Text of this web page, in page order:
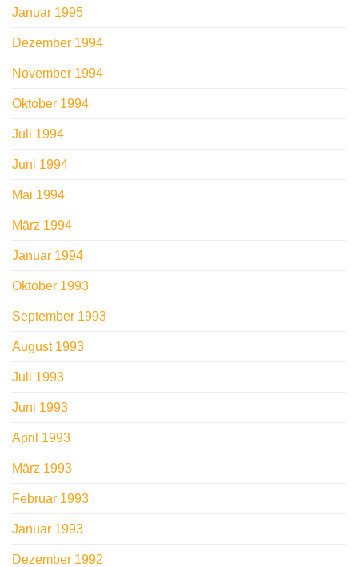
Januar 1995
Dezember 1994
November 1994
Oktober 1994
Juli 1994
Juni 1994
Mai 1994
März 1994
Januar 1994
Oktober 1993
September 1993
August 1993
Juli 1993
Juni 1993
April 1993
März 1993
Februar 1993
Januar 1993
Dezember 1992